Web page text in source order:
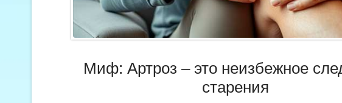
Миф: Артроз – это неизбежное
старения